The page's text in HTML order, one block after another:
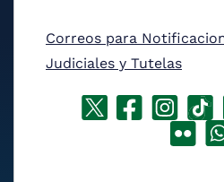
Correos para
Judiciales y Tutelas